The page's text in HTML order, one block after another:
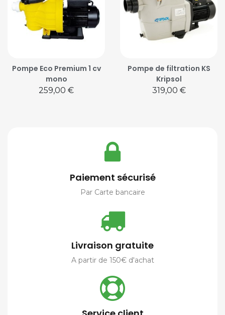
Pompe Eco Premium 1 cv
mono
Prix
259,00 €
Pompe de filtration KS
Kripsol
Prix
319,00 €
Paiement sécurisé
Par Carte bancaire
Livraison gratuite
A partir de 150€ d'achat